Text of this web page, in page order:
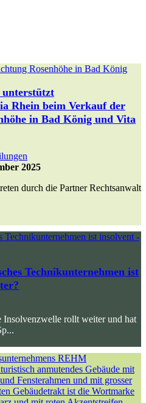
Rhein beim Verkauf der
in Bad König und Vita
2025
durch die Partner Rechtsanwalt
Technikunternehmen ist
Insolvenzwelle rollt weiter und hat